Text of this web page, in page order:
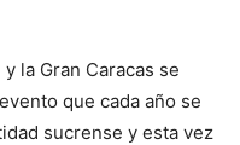
la Gran Caracas se
que cada año se
sucrense y esta vez